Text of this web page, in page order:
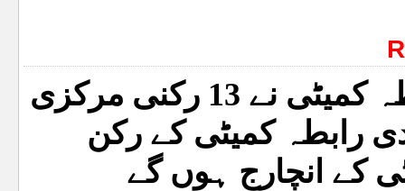
متحدہ قومی موومنٹ کی رابطہ کمیٹی نے 13 رکنی مرکزی
رابطہ کمیٹی کے رکن
کے انچارج ہوں گے